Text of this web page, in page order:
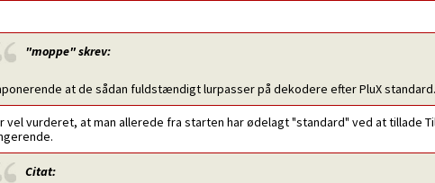
"moppe"skrev:
at de sådan fuldstændigt lurpasser på dekodere efter PluX standard.
vel vurderet, at man allerede fra starten har ødelagt "standard" ved at tillade
Citat: